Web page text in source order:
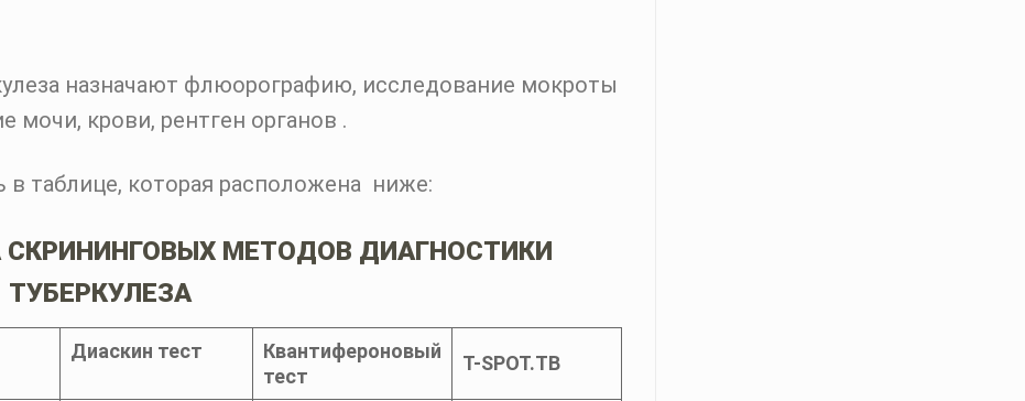
назначают флюорографию, исследование мокроты
мочи, крови, рентген органов .
таблице, которая расположена ниже:
МЕТОДОВ ДИАГНОСТИКИ
ТУБЕРКУЛЕЗА
Диаскин тест
Квантифероновый
тест
T-SPOT.TB